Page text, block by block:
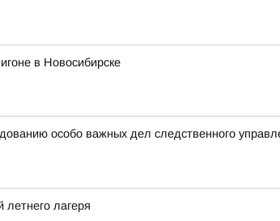
в Новосибирске
особо важных дел следственного
летнего лагеря